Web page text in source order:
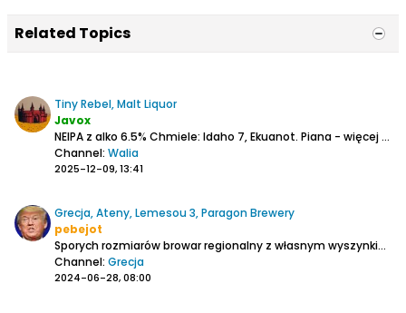
Related Topics
Tiny Rebel, Malt Liquor
Javox
NEIPA z alko 6.5% Chmiele: Idaho 7, Ekuanot. Piana - więcej na początku potem obwódka.
Channel: Walia
2025-12-09, 13:41
Grecja, Ateny, Lemesou 3, Paragon Brewery
pebejot
Sporych rozmiarów browar regionalny z własnym wyszynkiem zlokalizowany z dala od centrum Aten, za to tuż przy stacji metra Agios Dimitrios czerwonej linii 2.
Channel: Grecja
2024-06-28, 08:00